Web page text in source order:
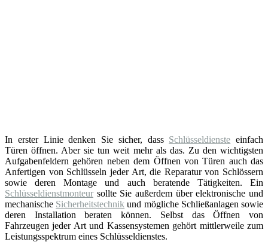
In erster Linie denken Sie sicher, dass Schlüsseldienste einfach
Türen öffnen. Aber sie tun weit mehr als das. Zu den wichtigsten
Aufgabenfeldern gehören neben dem Öffnen von Türen auch das
Anfertigen von Schlüsseln jeder Art, die Reparatur von Schlössern
sowie deren Montage und auch beratende Tätigkeiten. Ein
Schlüsseldienstmonteur sollte Sie außerdem über elektronische und
mechanische Sicherheitstechnik und mögliche Schließanlagen sowie
deren Installation beraten können. Selbst das Öffnen von
Fahrzeugen jeder Art und Kassensystemen gehört mittlerweile zum
Leistungsspektrum eines Schlüsseldienstes.